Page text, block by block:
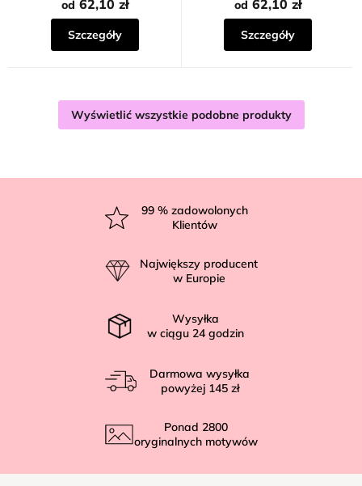
od 62,10 zł
Szczegóły
od 62,10 zł
Szczegóły
Wyświetlić wszystkie podobne produkty
99 % zadowolonych
Klientów
Największy producent
w Europie
Wysyłka
w ciągu 24 godzin
Darmowa wysyłka
powyżej 145 zł
Ponad 2800
oryginalnych motywów